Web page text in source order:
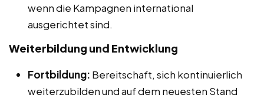
wenn die Kampagnen international
ausgerichtet sind.
Weiterbildung und Entwicklung
Fortbildung: Bereitschaft, sich kontinuierlich
weiterzubilden und auf dem neuesten Stand